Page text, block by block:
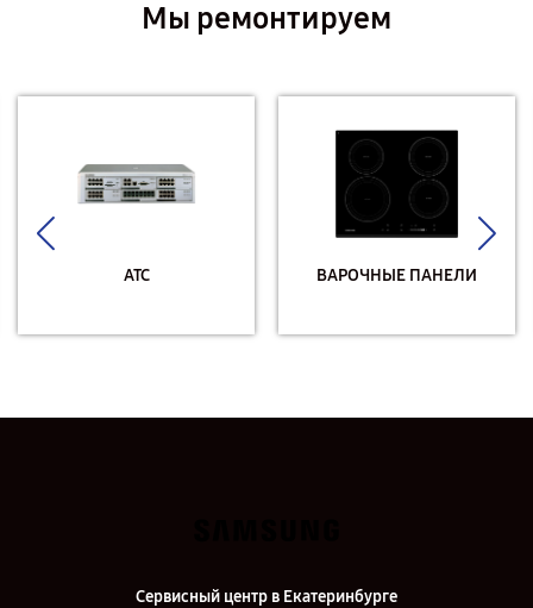
Мы ремонтируем
АТС ВАРОЧНЫЕ ПАНЕЛИ
Сервисный центр в Екатеринбурге